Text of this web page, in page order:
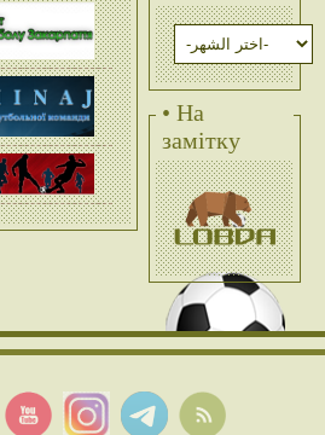
• На
замітку